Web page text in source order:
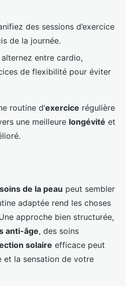
des sessions d’exercice
de la journée.
entre cardio,
de flexibilité pour éviter
routine d’exercice régulière
une meilleure longévité et
soins de la peau peut sembler
adaptée rend les choses
approche bien structurée,
anti-âge, des soins
solaire efficace peut
et la sensation de votre